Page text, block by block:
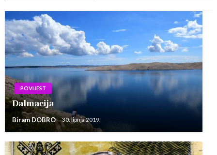
POVIJEST
Dalmacija
Biram DOBRO 30. lipnja 2019.